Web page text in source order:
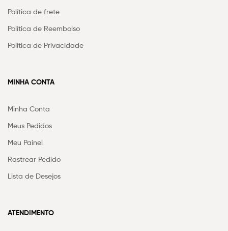
Política de frete
Política de Reembolso
Política de Privacidade
MINHA CONTA
Minha Conta
Meus Pedidos
Meu Painel
Rastrear Pedido
Lista de Desejos
ATENDIMENTO